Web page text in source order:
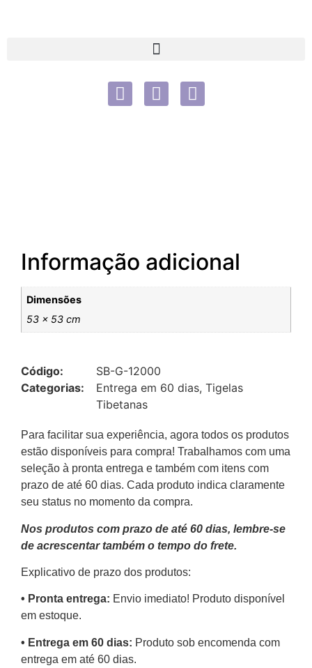
Informação adicional
Dimensões
53 × 53 cm
Código:
SB-G-12000
Categorias:
Entrega em 60 dias, Tigelas
Tibetanas
Para facilitar sua experiência, agora todos os produtos
estão disponíveis para compra! Trabalhamos com uma
seleção à pronta entrega e também com itens com
prazo de até 60 dias. Cada produto indica claramente
seu status no momento da compra.
Nos produtos com prazo de até 60 dias, lembre-se
de acrescentar também o tempo do frete.
Explicativo de prazo dos produtos:
•⁠ ⁠Pronta entrega: Envio imediato! Produto disponível
em estoque.
•⁠ Entrega em 60 dias: Produto sob encomenda com
entrega em até 60 dias.